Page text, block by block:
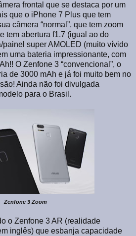
frontal que se destaca por um
que o iPhone 7 Plus que tem
câmera “normal”, que tem zoom
tem abertura f1.7 (igual ao do
painel super AMOLED (muito vívido
uma bateria impressionante, com
O Zenfone 3 “convencional”, o
de 3000 mAh e já foi muito bem no
Ainda não foi divulgada
para o Brasil.
Zenfone 3 Zoom
o Zenfone 3 AR (realidade
inglês) que esbanja capacidade